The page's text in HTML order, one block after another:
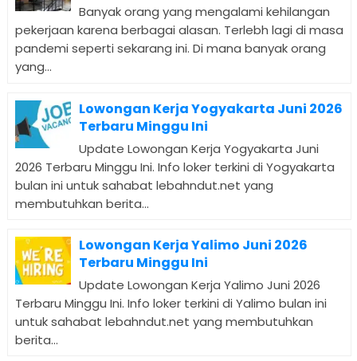
Banyak orang yang mengalami kehilangan
pekerjaan karena berbagai alasan. Terlebh lagi di masa
pandemi seperti sekarang ini. Di mana banyak orang
yang...
Lowongan Kerja Yogyakarta Juni 2026
Terbaru Minggu Ini
Update Lowongan Kerja Yogyakarta Juni
2026 Terbaru Minggu Ini. Info loker terkini di Yogyakarta
bulan ini untuk sahabat lebahndut.net yang
membutuhkan berita...
Lowongan Kerja Yalimo Juni 2026
Terbaru Minggu Ini
Update Lowongan Kerja Yalimo Juni 2026
Terbaru Minggu Ini. Info loker terkini di Yalimo bulan ini
untuk sahabat lebahndut.net yang membutuhkan
berita...